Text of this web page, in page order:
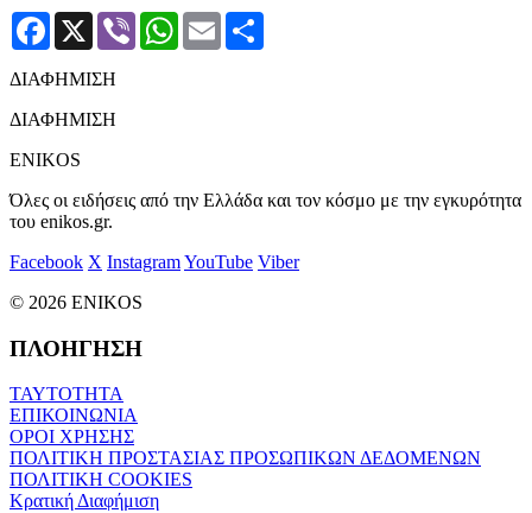
Facebook
X Viber WhatsApp
Email
ΔΙΑΦΗΜΙΣΗ
ΔΙΑΦΗΜΙΣΗ
ENIKOS
Όλες οι ειδήσεις από την Ελλάδα και τον κόσμο με την εγκυρότητα
του enikos.gr.
Facebook X InstagramYouTube Viber
© 2026 ENIKOS
ΠΛΟΗΓΗΣΗ
ΤΑΥΤΟΤΗΤΑ
ΕΠΙΚΟΙΝΩΝΙΑ
ΟΡΟΙ ΧΡΗΣΗΣ
ΠΟΛΙΤΙΚΗ ΠΡΟΣΤΑΣΙΑΣ ΠΡΟΣΩΠΙΚΩΝ ΔΕΔΟΜΕΝΩΝ
ΠΟΛΙΤΙΚΗ COOKIES
Κρατική Διαφήμιση